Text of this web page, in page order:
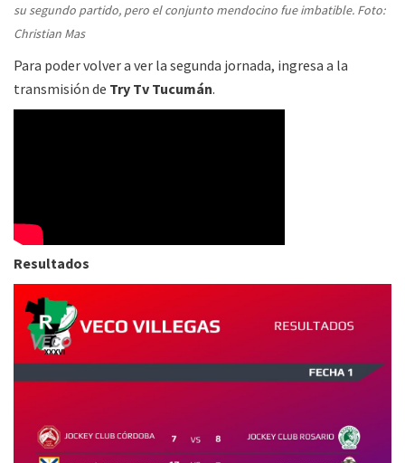
su segundo partido, pero el conjunto mendocino fue imbatible. Foto:
Christian Mas
Para poder volver a ver la segunda jornada, ingresa a la
transmisión de Try Tv Tucumán.
Resultados